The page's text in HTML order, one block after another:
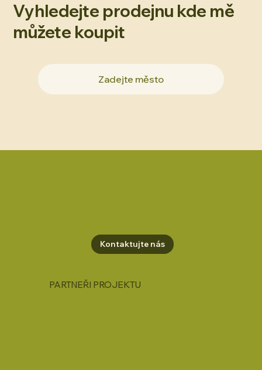
Vyhledejte prodejnu kde mě
můžete koupit
Kontaktujte nás
PARTNEŘI PROJEKTU